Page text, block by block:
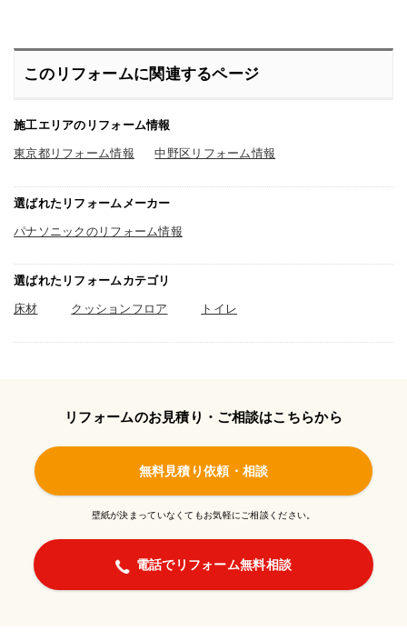
このリフォームに関連するページ
施工エリアのリフォーム情報
東京都リフォーム情報 中野区リフォーム情報
選ばれたリフォームメーカー
パナソニックのリフォーム情報
選ばれたリフォームカテゴリ
床材 クッションフロア トイレ
リフォームのお見積り・ご相談はこちらから
無料見積り依頼・相談
壁紙が決まっていなくてもお気軽にご相談ください。
電話でリフォーム無料相談